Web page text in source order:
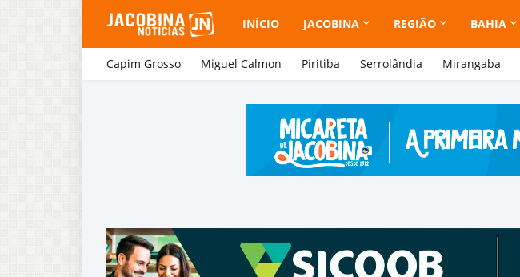
INÍCIO JACOBINA REGIÃO BAHIA
Capim Grosso Miguel Calmon Piritiba Serrolândia Mirangaba